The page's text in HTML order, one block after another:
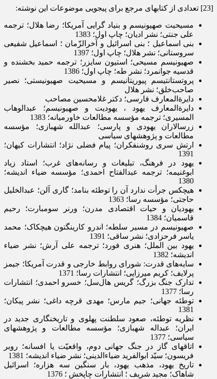
[23] تعدادی از کتاب­های مرجع برای پی­جویی موضوعات این نوشته:
مسیحیت صهیونیسم و بنیاد گرایی آمریکا؛ رضا هلال؛ ترجمه
علی جنتی؛ نشر ادیان؛ چاپ اول؛ 1383
بنی اسماعیل ؛ بنی اسرائیل و آخرالزّمان ؛ اسماعیل شفیعی
سروستانی؛ نشر هلال؛ چاپ اول؛ 1397
صهیونیسم مسیحی؛ استیون سایزر؛ ترجمه حمید بخشنده و
قدسیه جوانمرد؛ نشر طه؛ چاپ اول؛ 1386
پروتستانتیسم پیوریتانیسم و مسیحیت صهیونیستی؛ نصیر
صاحب‌خلق؛ نشر هلال
دایرةالمعارف فارسی؛ دکتر غلامحسین مصاحب
دایرةالمعارف یهود ، یهودیت و صهیونیسم؛ عبدالوهاب
المسیری؛ ترجمه مؤسسه مطالعات خاورمیانه؛ 1383
زرسالاران یهودی و پارسی؛ عبدالله شهبازی؛ مؤسسه
مطالعات و پژوهش­های سیاسی
ارتش سری روشنفکران؛ پیام فضلی نژاد؛ انتشارات کیهان؛
1391
یهود در فرهنگ، تبلیغات و رسانه­‌های غرب؛ استاد زیاد
ابوغنیمه؛ ترجمه عبدالفتاح احمدی؛ مؤسسه ضیاء اندیشه؛
1380
هیچ­کس جرأت ندارد آن را توطئه بنامد؛ گاری آلن؛ عبد­الخلیل
حاجتی؛ مؤسسه رسا؛ 1363
یهودیان و حیات اقتصادی مدرن؛ ورنر سومبارت؛ رحیم
قاسمیان؛ 1384
صهیونیسم در مسیر سلطه؛ اندرو کارینگتون هیچکاک؛ محمد
یاسر فرحزادی؛ نشر ساقی؛ 1391
یهود بین الملل؛ هنری فورد؛ ترجمه علی آرش؛ نشر ضیاء
اندیشه؛ 1382
سایه‌­های قدرت: شورای روابط خارجی و قدرت آمریکا؛ جیمز
پرلایف؛ کریم میرزایی؛ انتشارات رسا؛ 1371
تدارک جنگ بزرگ؛ گریس هال‌سل؛ خسرو احمدی؛ انتشارات
رسا؛ 1377
توطئه جهانی؛ جیم مارس؛ مهدی قرچه داغی؛ نشر پیکان؛
1381
نظریه توطئه، صعود سلطنت پهلوی و تاریخ­نگاری جدید در
ایران؛ عبداله شهبازی؛ مؤسسه مطالعات و پژوهش­های
سیاسی؛ 1377
اتاق­های گاز در جنگ جهانی دوم، واقعیّت یا افسانه؛ روبر
فریسون؛ سیّد ابوالفرید ضیاء­الدینی؛ نشر ضیاء اندیشه؛ 1381
تاریخ یهود، مذهب یهود، بار سنگین سه هزاره؛ اسرائیل
شاهاک؛ مجید شریف ؛ انتشارات چاپخش ؛ 1376